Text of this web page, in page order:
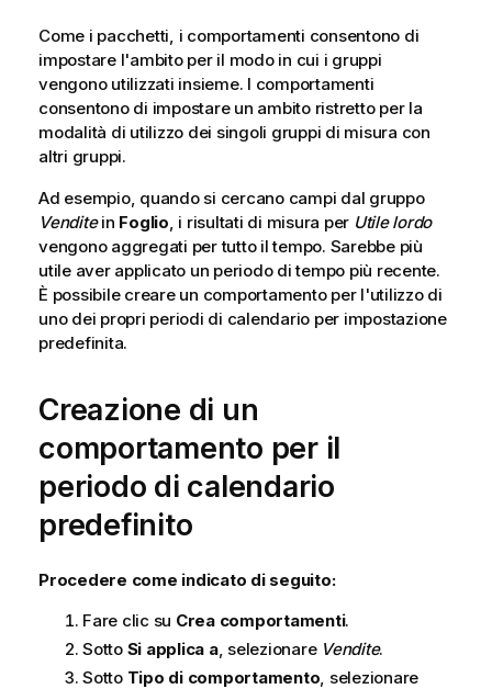
Come i pacchetti, i comportamenti consentono di
impostare l'ambito per il modo in cui i gruppi
vengono utilizzati insieme. I comportamenti
consentono di impostare un ambito ristretto per la
modalità di utilizzo dei singoli gruppi di misura con
altri gruppi.
Ad esempio, quando si cercano campi dal gruppo
Venditein Foglio , i risultati di misura per Utile lordo
vengono aggregati per tutto il tempo. Sarebbe più
utile aver applicato un periodo di tempo più recente.
È possibile creare un comportamento per l'utilizzo di
uno dei propri periodi di calendario per impostazione
predefinita.
Creazione di un
comportamento per il
periodo di calendario
predefinito
Procedere come indicato di seguito:
Fare clic su Crea comportamenti.
Sotto Si applica a, selezionare Vendite.
Sotto Tipo di comportamento, selezionare